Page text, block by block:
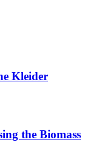
Kleider
the Biomass